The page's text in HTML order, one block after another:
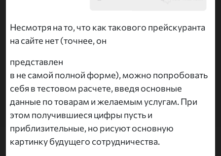
Несмотря на то, что как такового прейскуранта
на сайте нет (точнее, он
представлен
в не самой полной форме), можно попробовать
себя в тестовом расчете, введя основные
данные по товарам и желаемым услугам. При
этом получившиеся цифры пусть и
приблизительные, но рисуют основную
картинку будущего сотрудничества.